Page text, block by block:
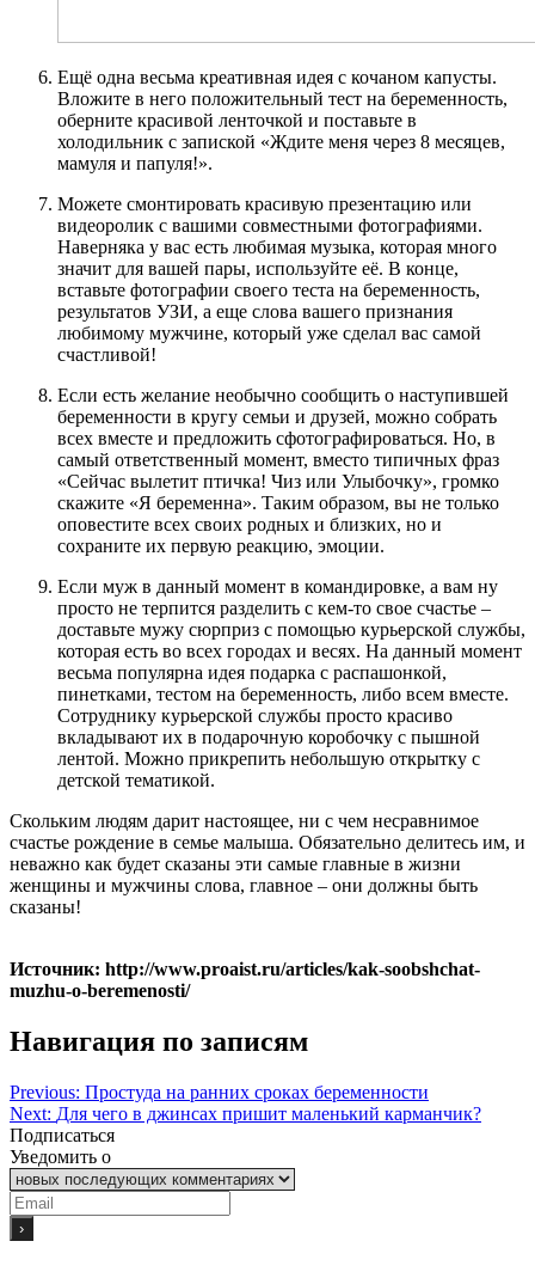
Ещё одна весьма креативная идея с кочаном капусты.
Вложите в него положительный тест на беременность,
оберните красивой ленточкой и поставьте в
холодильник с запиской «Ждите меня через 8 месяцев,
мамуля и папуля!».
Можете смонтировать красивую презентацию или
видеоролик с вашими совместными фотографиями.
Наверняка у вас есть любимая музыка, которая много
значит для вашей пары, используйте её. В конце,
вставьте фотографии своего теста на беременность,
результатов УЗИ, а еще слова вашего признания
любимому мужчине, который уже сделал вас самой
счастливой!
Если есть желание необычно сообщить о наступившей
беременности в кругу семьи и друзей, можно собрать
всех вместе и предложить сфотографироваться. Но, в
самый ответственный момент, вместо типичных фраз
«Сейчас вылетит птичка! Чиз или Улыбочку», громко
скажите «Я беременна». Таким образом, вы не только
оповестите всех своих родных и близких, но и
сохраните их первую реакцию, эмоции.
Если муж в данный момент в командировке, а вам ну
просто не терпится разделить с кем-то свое счастье –
доставьте мужу сюрприз с помощью курьерской службы,
которая есть во всех городах и весях. На данный момент
весьма популярна идея подарка с распашонкой,
пинетками, тестом на беременность, либо всем вместе.
Сотруднику курьерской службы просто красиво
вкладывают их в подарочную коробочку с пышной
лентой. Можно прикрепить небольшую открытку с
детской тематикой.
Скольким людям дарит настоящее, ни с чем несравнимое
счастье рождение в семье малыша. Обязательно делитесь им, и
неважно как будет сказаны эти самые главные в жизни
женщины и мужчины слова, главное – они должны быть
сказаны!
Источник: http://www.proaist.ru/articles/kak-soobshchat-
muzhu-o-beremenosti/
Навигация по записям
Previous: Простуда на ранних сроках беременности
Next: Для чего в джинсах пришит маленький карманчик?
Подписаться
Уведомить о